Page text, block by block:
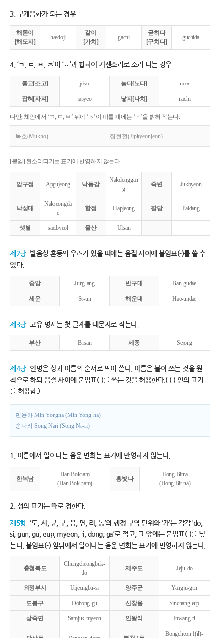
3. 구개음화가 되는 경우
해돋이
[해도지]
haedoji
같이
[가치]
gachi
굳히다
[구치다]
guchida
4. ‘ㄱ, ㄷ, ㅂ, ㅈ’이 ‘ㅎ’과 합하여 거센소리로 소리 나는 경우
좋고[조코] joko 놓다[노타] nota
잡혀[자펴] japyeo 낳지[나치] nachi
다만, 체언에서 ‘ㄱ, ㄷ, ㅂ’ 뒤에 ‘ㅎ’이 따를 때에는 ‘ㅎ’을 밝혀 적는다.
묵호(Mukho) 집현전(Jiphyeonjeon)
[붙임] 된소리되기는 표기에 반영하지 않는다.
압구정 Apgujeong 낙동강
Nakdonggan
g
죽변 Jukbyeon
낙성대
Nakseongda
e
합정 Hapjeong 팔당 Paldang
샛별 saetbyeol 울산 Ulsan
제2항 발음상 혼동의 우려가 있을 때에는 음절 사이에 붙임표(-)를 쓸 수
있다.
중앙 Jung-ang 반구대 Ban-gudae
세운 Se-un 해운대 Hae-undae
제3항 고유 명사는 첫 글자를 대문자로 적는다.
부산 Busan 세종 Sejong
제4항 인명은 성과 이름의 순서로 띄어 쓴다. 이름은 붙여 쓰는 것을 원
칙으로 하되 음절 사이에 붙임표(-)를 쓰는 것을 허용한다.( ( ) 안의 표기
를 허용함.)
민용하 Min Yongha (Min Yong-ha)
송나리 Song Nari (Song Na-ri)
1. 이름에서 일어나는 음운 변화는 표기에 반영하지 않는다.
한복남
Han Boknam
(Han Bok-nam)
홍빛나
Hong Bitna
(Hong Bit-na)
2. 성의 표기는 따로 정한다.
제5항 ‘도, 시, 군, 구, 읍, 면, 리, 동’의 행정 구역 단위와 ‘가’는 각각 ‘do,
si, gun, gu, eup, myeon, ri, dong, ga’로 적고, 그 앞에는 붙임표(-)를 넣
는다. 붙임표(-) 앞뒤에서 일어나는 음운 변화는 표기에 반영하지 않는다.
충청북도
Chungcheongbuk-
do
제주도 Jeju-do
의정부시 Uijeongbu-si 양주군 Yangju-gun
도봉구 Dobong-gu 신창읍 Sinchang-eup
삼죽면 Samjuk-myeon 인왕리 Inwang-ri
Bongcheon 1(il)-